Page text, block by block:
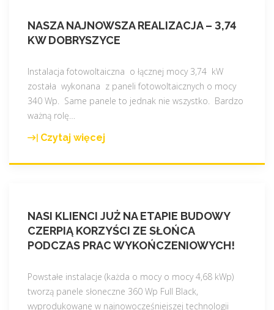
g
i
o
t
o
w
a
.
C
y
p
o
NASZA NAJNOWSZA REALIZACJA – 3,74
KW DOBRYSZYCE
Instalacja fotowoltaiczna o łącznej mocy 3,74 kW
została wykonana z paneli fotowoltaicznych o mocy
340 Wp. Same panele to jednak nie wszystko. Bardzo
ważną rolę…
Czytaj więcej
a
n
a
n
o
w
NASI KLIENCI JUŻ NA ETAPIE BUDOWY
CZERPIĄ KORZYŚCI ZE SŁOŃCA
PODCZAS PRAC WYKOŃCZENIOWYCH!
Powstałe instalacje (każda o mocy o mocy 4,68 kWp)
tworzą panele słoneczne 360 Wp Full Black,
wyprodukowane w najnowocześniejszej technologii